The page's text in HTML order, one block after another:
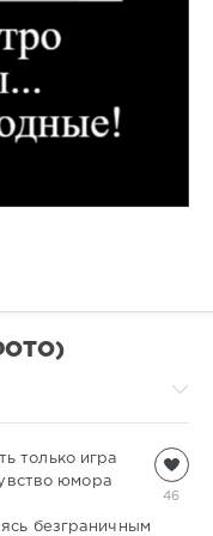
46
только игра
юмора
безграничным